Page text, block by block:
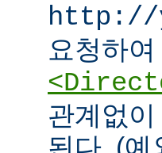
http://
요청하
관계없
된다. (예